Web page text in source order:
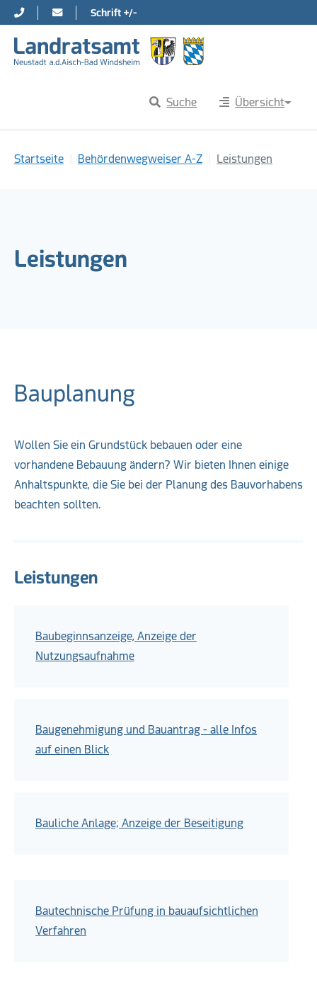
Direkt zur Hauptnavigation springen
Direkt zum Inhalt springen
Schrift +/-
Suche Übersicht
Startseite Behördenwegweiser A-Z Leistungen
Leistungen
Bauplanung
Wollen Sie ein Grundstück bebauen oder eine
vorhandene Bebauung ändern? Wir bieten Ihnen einige
Anhaltspunkte, die Sie bei der Planung des Bauvorhabens
beachten sollten.
Leistungen
Baubeginnsanzeige, Anzeige der
Nutzungsaufnahme
Baugenehmigung und Bauantrag - alle Infos
auf einen Blick
Bauliche Anlage; Anzeige der Beseitigung
Bautechnische Prüfung in bauaufsichtlichen
Verfahren